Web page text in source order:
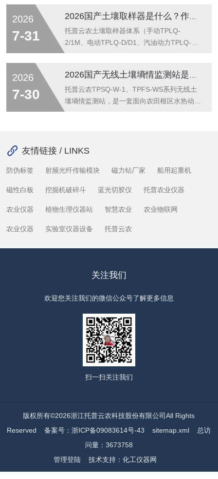
准金属圆锥探头（常配30°锥角、两种底面积
规格分别对应黏质/砂质土）以近准静态速率
（行业...
19部分：土壤水稳性大团聚体的测定》及
LY/T1227林业标准设计，兼顾科研精度与批
量样品处理能力。2.检测原理（干筛+湿筛双
重与碰撞按粒径分层，得机械稳定性团聚体
（MST）分布。湿筛法：样品转入充去离子
水的同规格筛组，...
2026
7-31
托普云农土壤取样器体系（手动TPLQ-
2/1M、电动TPLQ-D/D1、汽油动力TPLQ-
—原状柱状样—根系土样全采样目的的国产化
野外取土装备族。其定位不是“铁锹+塑料
袋”的农具升级，而是把NY/T1121.1《土壤检
前端质控环节——后续所有理化分析的不确定
2026
7-30
托普云农TPSQ-W-1、TPFS-WS系列无线土
壤墒情监测站，是一套面向农田根区水热动态
SPAC（土壤—植物—大气连续体）中根系层
定位与农水学依据以土壤介电常数—体积含水
座，对耕层至根系活跃层做垂直剖面时序采
集，输出可供田间持水量（FC）、凋萎系数
友情链接 / LINKS
防伪标签 射频光纤传输模块 磁力钻厂家 船用起重机
磁性白板 挖掘机破碎斗 蓝光切胶仪 托普农业仪器
农业仪器 植物生理仪器站 智慧农业 农业物联网
农业仪器 实验室仪器设备 托普云农
关注我们
欢迎您关注我们的微信公众号了解更多信息
扫一扫关注我们
版权所有©2026浙江托普云农科技股份有限公司All Rights
Reserved备案号：浙ICP备09083614号-43 sitemap.xml 总访
问量：3673758
管理登陆技术支持： 化工仪器网